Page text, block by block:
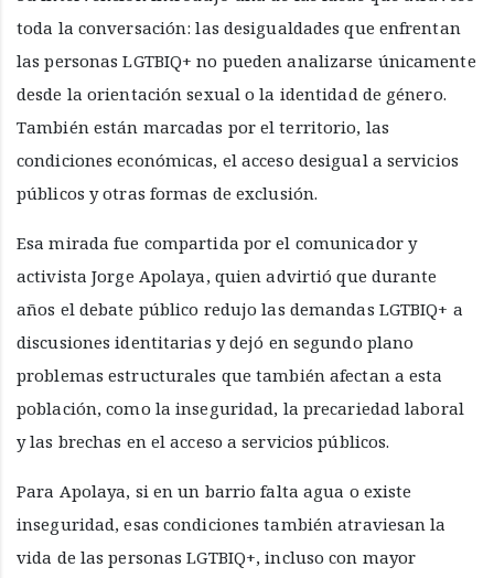
toda la conversación: las desigualdades que enfrentan
las personas LGTBIQ+ no pueden analizarse únicamente
desde la orientación sexual o la identidad de género.
También están marcadas por el territorio, las
condiciones económicas, el acceso desigual a servicios
públicos y otras formas de exclusión.
Esa mirada fue compartida por el comunicador y
activista Jorge Apolaya, quien advirtió que durante
años el debate público redujo las demandas LGTBIQ+ a
discusiones identitarias y dejó en segundo plano
problemas estructurales que también afectan a esta
población, como la inseguridad, la precariedad laboral
y las brechas en el acceso a servicios públicos.
Para Apolaya, si en un barrio falta agua o existe
inseguridad, esas condiciones también atraviesan la
vida de las personas LGTBIQ+, incluso con mayor